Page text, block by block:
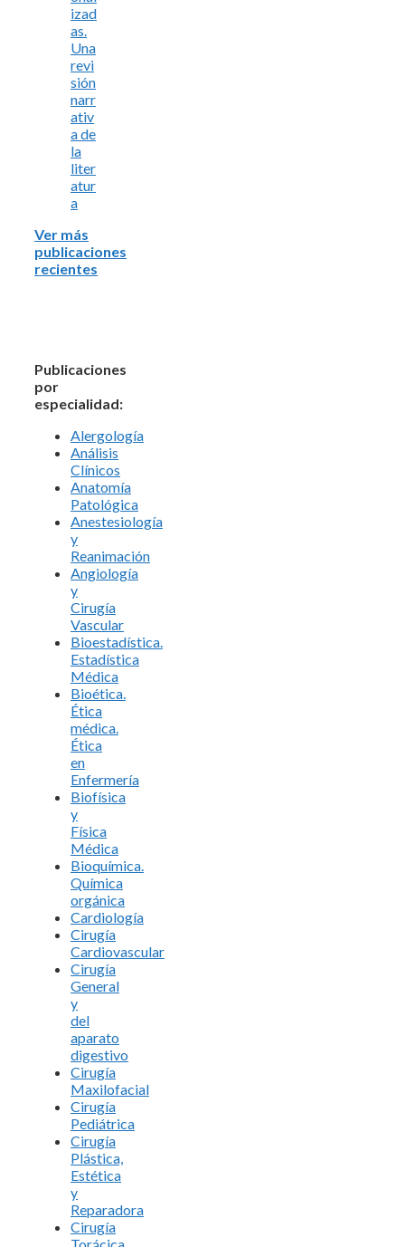
izad
as.
Una
revi
sión
narr
ativ
a de
la
liter
atur
a
Ver más
publicaciones
recientes
Publicaciones
por
especialidad:
Alergología
Análisis
Clínicos
Anatomía
Patológica
Anestesiología
y
Reanimación
Angiología
y
Cirugía
Vascular
Bioestadística.
Estadística
Médica
Bioética.
Ética
médica.
Ética
en
Enfermería
Biofísica
y
Física
Médica
Bioquímica.
Química
orgánica
Cardiología
Cirugía
Cardiovascular
Cirugía
General
y
del
aparato
digestivo
Cirugía
Maxilofacial
Cirugía
Pediátrica
Cirugía
Plástica,
Estética
y
Reparadora
Cirugía